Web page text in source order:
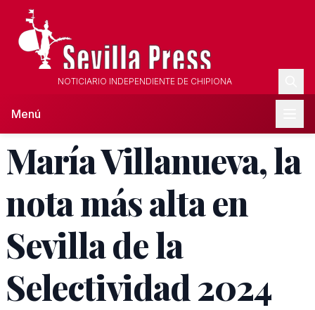
NOTICIARIO INDEPENDIENTE DE CHIPIONA
Menú
María Villanueva, la
nota más alta en
Sevilla de la
Selectividad 2024